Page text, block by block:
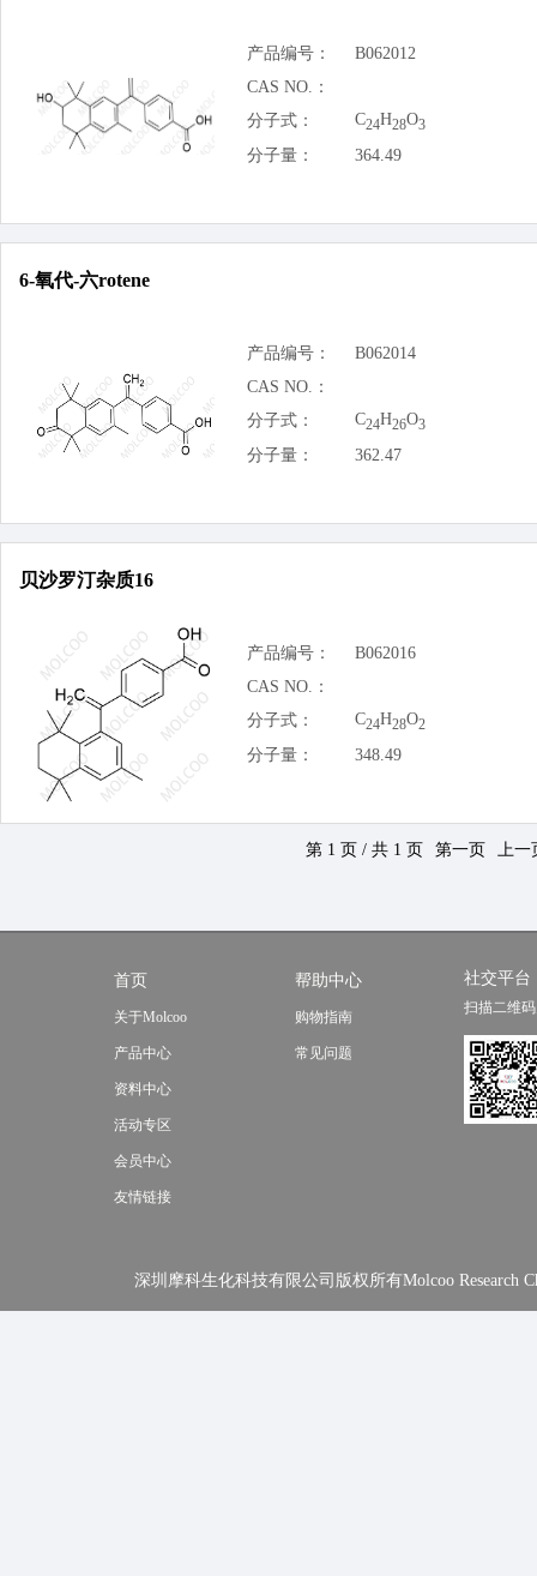
产品编号：
B062012
CAS NO.：
分子式：
C24H28O3
分子量： 364.49
6-氧代-六rotene
产品编号：
B062014
CAS NO.：
分子式：
C24H26O3
分子量： 362.47
贝沙罗汀杂质16
产品编号：
B062016
CAS NO.：
分子式：
C24H28O2
分子量： 348.49
第 1 页 / 共 1 页 第一页 上一
首页
关于Molcoo
产品中心
资料中心
活动专区
会员中心
友情链接
帮助中心
购物指南
常见问题
社交平台
扫描二维
深圳摩科生化科技有限公司版权所有Molcoo Research